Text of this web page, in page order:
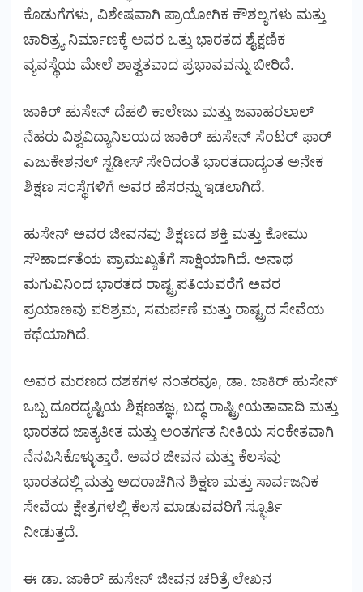
ಕೊಡುಗೆಗಳು, ವಿಶೇಷವಾಗಿ ಪ್ರಾಯೋಗಿಕ ಕೌಶಲ್ಯಗಳು ಮತ್ತು
ಚಾರಿತ್ರ್ಯ ನಿರ್ಮಾಣಕ್ಕೆ ಅವರ ಒತ್ತು ಭಾರತದ ಶೈಕ್ಷಣಿಕ
ವ್ಯವಸ್ಥೆಯ ಮೇಲೆ ಶಾಶ್ವತವಾದ ಪ್ರಭಾವವನ್ನು ಬೀರಿದೆ.
ಜಾಕಿರ್ ಹುಸೇನ್ ದೆಹಲಿ ಕಾಲೇಜು ಮತ್ತು ಜವಾಹರಲಾಲ್
ನೆಹರು ವಿಶ್ವವಿದ್ಯಾನಿಲಯದ ಜಾಕಿರ್ ಹುಸೇನ್ ಸೆಂಟರ್ ಫಾರ್
ಎಜುಕೇಶನಲ್ ಸ್ಟಡೀಸ್ ಸೇರಿದಂತೆ ಭಾರತದಾದ್ಯಂತ ಅನೇಕ
ಶಿಕ್ಷಣ ಸಂಸ್ಥೆಗಳಿಗೆ ಅವರ ಹೆಸರನ್ನು ಇಡಲಾಗಿದೆ.
ಹುಸೇನ್ ಅವರ ಜೀವನವು ಶಿಕ್ಷಣದ ಶಕ್ತಿ ಮತ್ತು ಕೋಮು
ಸೌಹಾರ್ದತೆಯ ಪ್ರಾಮುಖ್ಯತೆಗೆ ಸಾಕ್ಷಿಯಾಗಿದೆ. ಅನಾಥ
ಮಗುವಿನಿಂದ ಭಾರತದ ರಾಷ್ಟ್ರಪತಿಯವರೆಗೆ ಅವರ
ಪ್ರಯಾಣವು ಪರಿಶ್ರಮ, ಸಮರ್ಪಣೆ ಮತ್ತು ರಾಷ್ಟ್ರದ ಸೇವೆಯ
ಕಥೆಯಾಗಿದೆ.
ಅವರ ಮರಣದ ದಶಕಗಳ ನಂತರವೂ, ಡಾ. ಜಾಕಿರ್ ಹುಸೇನ್
ಒಬ್ಬ ದೂರದೃಷ್ಟಿಯ ಶಿಕ್ಷಣತಜ್ಞ, ಬದ್ಧ ರಾಷ್ಟ್ರೀಯತಾವಾದಿ ಮತ್ತು
ಭಾರತದ ಜಾತ್ಯತೀತ ಮತ್ತು ಅಂತರ್ಗತ ನೀತಿಯ ಸಂಕೇತವಾಗಿ
ನೆನಪಿಸಿಕೊಳ್ಳುತ್ತಾರೆ. ಅವರ ಜೀವನ ಮತ್ತು ಕೆಲಸವು
ಭಾರತದಲ್ಲಿ ಮತ್ತು ಅದರಾಚೆಗಿನ ಶಿಕ್ಷಣ ಮತ್ತು ಸಾರ್ವಜನಿಕ
ಸೇವೆಯ ಕ್ಷೇತ್ರಗಳಲ್ಲಿ ಕೆಲಸ ಮಾಡುವವರಿಗೆ ಸ್ಫೂರ್ತಿ
ನೀಡುತ್ತದೆ.
ಈ ಡಾ. ಜಾಕಿರ್ ಹುಸೇನ್ ಜೀವನ ಚರಿತ್ರೆ ಲೇಖನ